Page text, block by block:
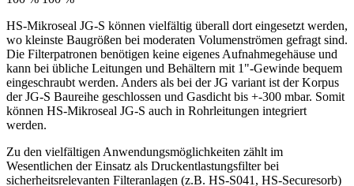
HS-Mikroseal JG-S können vielfältig überall dort eingesetzt werden,
wo kleinste Baugrößen bei moderaten Volumenströmen gefragt sind.
Die Filterpatronen benötigen keine eigenes Aufnahmegehäuse und
kann bei übliche Leitungen und Behältern mit 1"-Gewinde bequem
eingeschraubt werden. Anders als bei der JG variant ist der Korpus
der JG-S Baureihe geschlossen und Gasdicht bis +-300 mbar. Somit
können HS-Mikroseal JG-S auch in Rohrleitungen integriert
werden.
Zu den vielfältigen Anwendungsmöglichkeiten zählt im
Wesentlichen der Einsatz als Druckentlastungsfilter bei
sicherheitsrelevanten Filteranlagen (z.B. HS-S041, HS-Securesorb)